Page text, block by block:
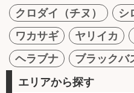
クロダイ（チヌ）
シ
ワカサギ
ヤリイカ
ヘラブナ
ブラックバ
エリアから探す